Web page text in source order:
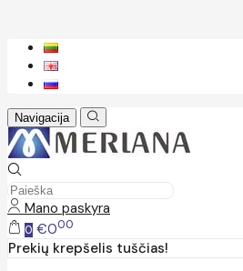
Navigacija
Mano paskyra
0 €000
Prekių krepšelis tuščias!